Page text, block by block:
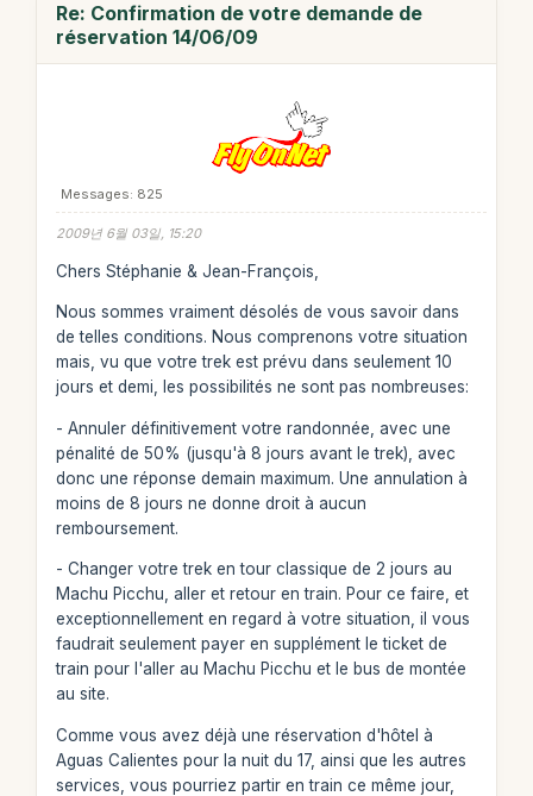
Re: Confirmation de votre demande de
réservation 14/06/09
Messages: 825
2009년 6월 03일, 15:20
Chers Stéphanie & Jean-François,
Nous sommes vraiment désolés de vous savoir dans
de telles conditions. Nous comprenons votre situation
mais, vu que votre trek est prévu dans seulement 10
jours et demi, les possibilités ne sont pas nombreuses:
- Annuler définitivement votre randonnée, avec une
pénalité de 50% (jusqu'à 8 jours avant le trek), avec
donc une réponse demain maximum. Une annulation à
moins de 8 jours ne donne droit à aucun
remboursement.
- Changer votre trek en tour classique de 2 jours au
Machu Picchu, aller et retour en train. Pour ce faire, et
exceptionnellement en regard à votre situation, il vous
faudrait seulement payer en supplément le ticket de
train pour l'aller au Machu Picchu et le bus de montée
au site.
Comme vous avez déjà une réservation d'hôtel à
Aguas Calientes pour la nuit du 17, ainsi que les autres
services, vous pourriez partir en train ce même jour,